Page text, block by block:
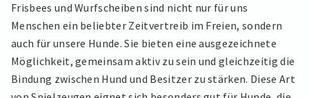
Frisbees und Wurfscheiben sind nicht nur für uns
Menschen ein beliebter Zeitvertreib im Freien, sondern
auch für unsere Hunde. Sie bieten eine ausgezeichnete
Möglichkeit, gemeinsam aktiv zu sein und gleichzeitig die
Bindung zwischen Hund und Besitzer zu stärken. Diese Art